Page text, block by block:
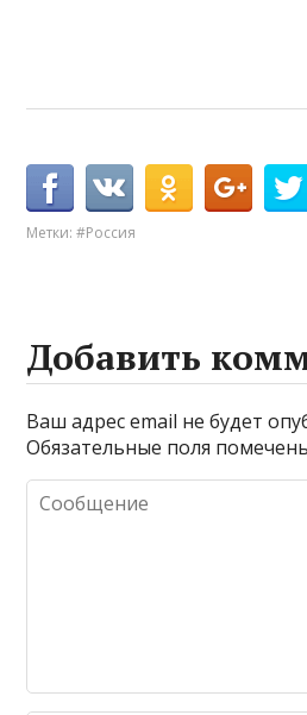
Метки:#Россия
Добавить
Ваш адрес email не будет
Обязательные поля